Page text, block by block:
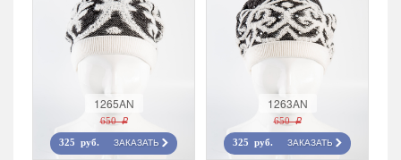
1265AN
650 r
325 руб. ЗАКАЗАТЬ
1263AN
650 r
325 руб. ЗАКАЗАТЬ